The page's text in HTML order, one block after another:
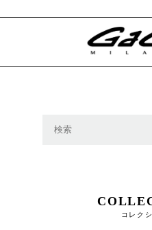
コレク